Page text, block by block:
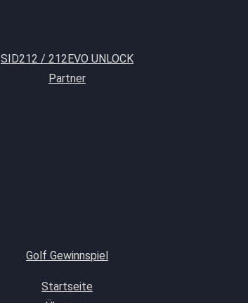
SID212 / 212EVO UNLOCK
Partner
Golf Gewinnspiel
Startseite